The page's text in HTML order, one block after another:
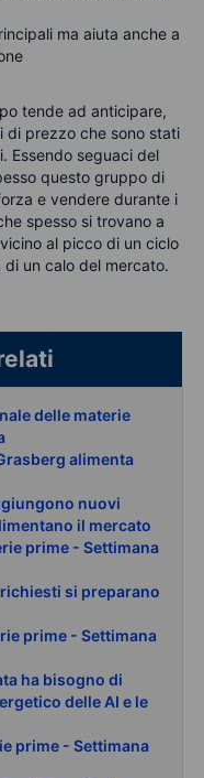
ma aiuta anche a
tende ad anticipare,
di prezzo che sono stati
Essendo seguaci del
questo gruppo di
e vendere durante i
spesso si trovano a
al picco di un ciclo
un calo del mercato.
delle materie
alimenta
nuovi
il mercato
prime - Settimana
si preparano
prime - Settimana
ha bisogno di
delle AI e le
prime - Settimana